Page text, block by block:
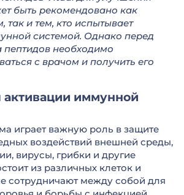
быть рекомендовано как
и тем, кто испытывает
системой. Однако перед
необходимо
с врачом и получить его
иммунной
играет важную роль в защите
воздействий внешней среды,
вирусы, грибки и другие
из различных клеток и
сотрудничают между собой для